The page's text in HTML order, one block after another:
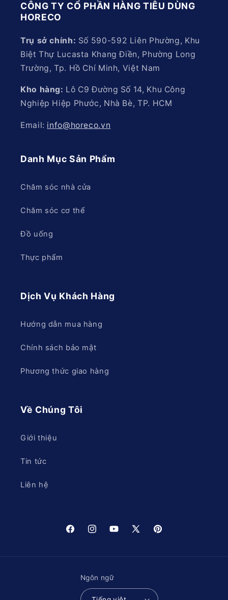
CÔNG TY CỔ PHẦN HÀNG TIÊU DÙNG
HORECO
Trụ sở chính: Số 590-592 Liên Phường, Khu
Biệt Thự Lucasta Khang Điền, Phường Long
Trường, Tp. Hồ Chí Minh, Việt Nam
Kho hàng: Lô C9 Đường Số 14, Khu Công
Nghiệp Hiệp Phước, Nhà Bè, TP. HCM
Email: info@horeco.vn
Danh Mục Sản Phẩm
Chăm sóc nhà cửa
Chăm sóc cơ thể
Đồ uống
Thực phẩm
Dịch Vụ Khách Hàng
Hướng dẫn mua hàng
Chính sách bảo mật
Phương thức giao hàng
Về Chúng Tôi
Giới thiệu
Tin tức
Liên hệ
FacebookInstagramYouTube
X
Pinterest
Ngôn ngữ